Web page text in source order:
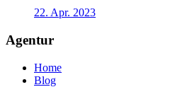
22. Apr. 2023
Agentur
Home
Blog